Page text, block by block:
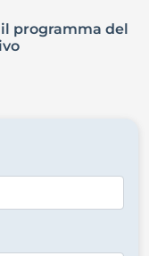
programma del